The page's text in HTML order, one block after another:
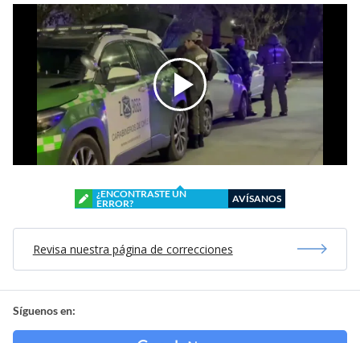
¿ENCONTRASTE UN
ERROR?
AVÍSANOS
Revisa nuestra página de correcciones
Síguenos en: